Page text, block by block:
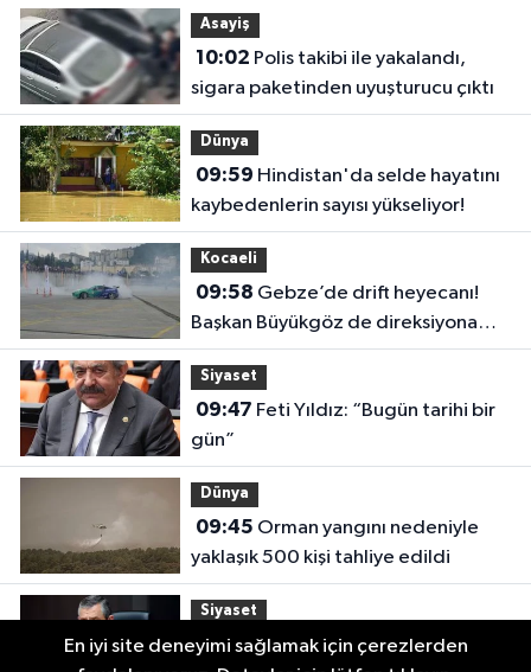
Asayiş
10:02
sigara paketinden uyuşturucu çıktı
Dünya
09:59
kaybedenlerin sayısı yükseliyor!
Kocaeli
09:58
Başkan Büyükgöz de direksiyona
geçti
Siyaset
09:47
gün”
Dünya
09:45
yaklaşık 500 kişi tahliye edildi
Siyaset
09:42Yeni Parti’de Çerçeve Yasa
En iyi site deneyimi sağlamak için çerezlerden